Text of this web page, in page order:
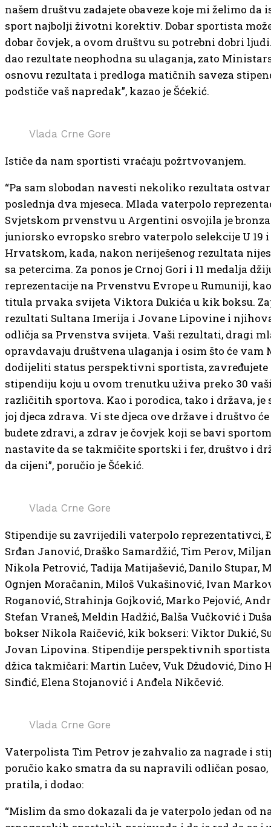
našem društvu zadajete obaveze koje mi želimo da
sport najbolji životni korektiv. Dobar sportista
dobar čovjek, a ovom društvu su potrebni dobri
dao rezultate neophodna su ulaganja, zato
osnovu rezultata i predloga matičnih saveza
podstiče vaš napredak”, kazao je Šćekić.
Vlada Crne Gore
Ističe da nam sportisti vraćaju požrtvovanjem.
“Pa sam slobodan navesti nekoliko rezultata
poslednja dva mjeseca. Mlada vaterpolo
Svjetskom prvenstvu u Argentini osvojila je
juniorsko evropsko srebro vaterpolo selekcije U 19
Hrvatskom, kada, nakon neriješenog rezultata
sa petercima. Za ponos je Crnoj Gori i 11 medalja
reprezentacije na Prvenstvu Evrope u Rumuniji,
titula prvaka svijeta Viktora Dukića u kik boksu.
rezultati Sultana Imerija i Jovane Lipovine i
odličja sa Prvenstva svijeta. Vaši rezultati, dragi
opravdavaju društvena ulaganja i osim što će
dodijeliti status perspektivni sportista, zavređujete
stipendiju koju u ovom trenutku uživa preko 30
različitih sportova. Kao i porodica, tako i država, je
joj djeca zdrava. Vi ste djeca ove države i društvo
budete zdravi, a zdrav je čovjek koji se bavi
nastavite da se takmičite sportski i fer, društvo i
da cijeni”, poručio je Šćekić.
Vlada Crne Gore
Stipendije su zavrijedili vaterpolo reprezentativci,
Srđan Janović, Draško Samardžić, Tim Perov,
Nikola Petrović, Tadija Matijašević, Danilo Stupar,
Ognjen Moračanin, Miloš Vukašinović, Ivan
Roganović, Strahinja Gojković, Marko Pejović,
Stefan Vraneš, Meldin Hadžić, Balša Vučković i
bokser Nikola Raičević, kik bokseri: Viktor Dukić,
Jovan Lipovina. Stipendije perspektivnih
džica takmičari: Martin Lučev, Vuk Džudović, Dino
Sinđić, Elena Stojanović i Anđela Nikčević.
Vlada Crne Gore
Vaterpolista Tim Petrov je zahvalio za nagrade i
poručio kako smatra da su napravili odličan posao,
pratila, i dodao:
“Mislim da smo dokazali da je vaterpolo jedan od